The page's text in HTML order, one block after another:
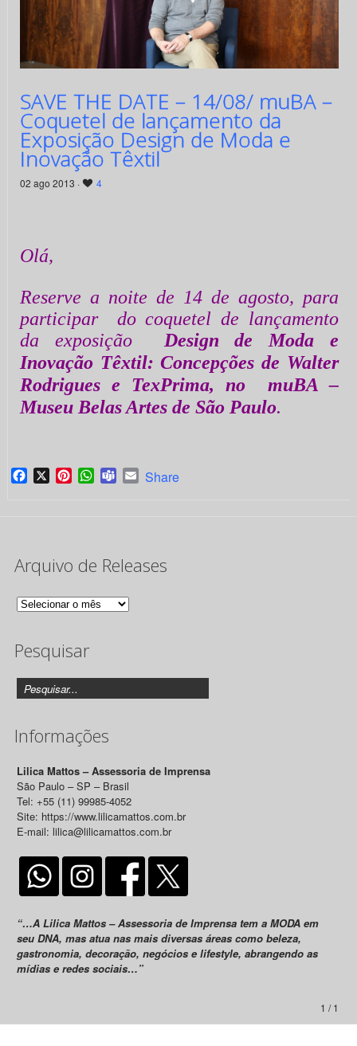
SAVE THE DATE – 14/08/ muBA –
Coquetel de lançamento da
Exposição Design de Moda e
Inovação Têxtil
02 ago 2013 · 4
Olá,
Reserve a noite de 14 de agosto, para
participar do coquetel de lançamento
da exposição Design de Moda e
Inovação Têxtil: Concepções de Walter
Rodrigues e TexPrima, no muBA –
Museu Belas Artes de São Paulo.
Facebook
X PinterestWhatsApp
TeamsEmail
Share
Arquivo de Releases
Arquivo
Releases
Pesquisar
Informações
Lilica Mattos – Assessoria de Imprensa
São Paulo – SP – Brasil
Tel: +55 (11) 99985-4052
Site: https://www.lilicamattos.com.br
E-mail: lilica@lilicamattos.com.br
“…A Lilica Mattos – Assessoria de Imprensa tem a MODA em
seu DNA, mas atua nas mais diversas áreas como beleza,
gastronomia, decoração, negócios e lifestyle, abrangendo as
mídias e redes sociais…”
1 / 1